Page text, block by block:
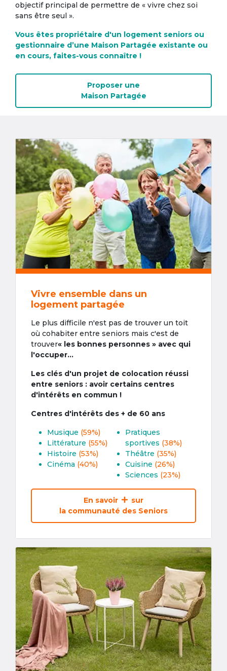
objectif principal de permettre de « vivre chez soi
sans être seul ».
Vous êtes propriétaire d'un logement seniors ou
gestionnaire d’une Maison Partagée existante ou
en cours, faites-vous connaître !
Proposer une
Maison Partagée
Vivre ensemble dans un
logement partagée
Le plus difficile n'est pas de trouver un toit
où cohabiter entre seniors mais c'est de
trouver« les bonnes personnes » avec qui
l'occuper...
Les clés d'un projet de colocation réussi
entre seniors : avoir certains centres
d'intérêts en commun !
Centres d'intérêts des + de 60 ans
Musique (59%)
Littérature (55%)
Histoire (53%)
Cinéma (40%)
Pratiques
sportives (38%)
Théâtre (35%)
Cuisine (26%)
Sciences (23%)
En savoir
sur
la communauté des Seniors